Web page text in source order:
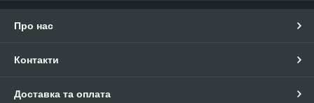
Про нас
Контакти
Доставка та оплата